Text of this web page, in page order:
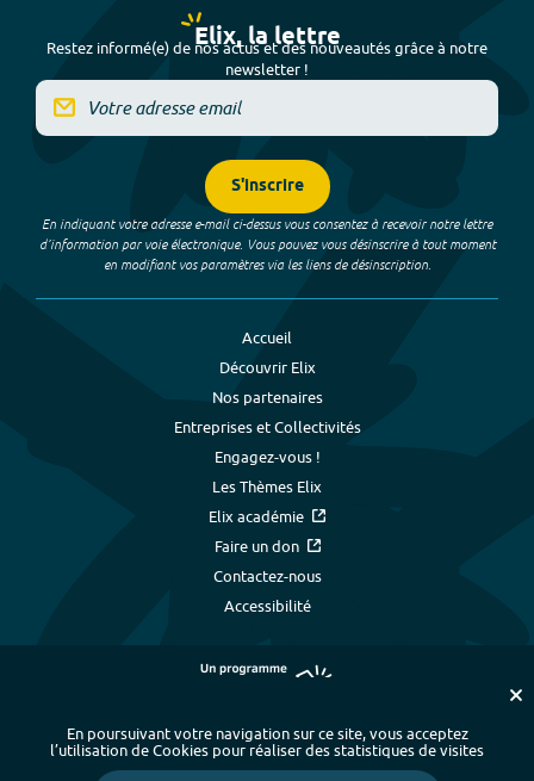
Elix, la lettre
Restez informé(e) de nos actus et des nouveautés grâce à notre
newsletter !
S'inscrire
En indiquant votre adresse e-mail ci-dessus vous consentez à recevoir notre lettre
d’information par voie électronique. Vous pouvez vous désinscrire à tout moment
en modifiant vos paramètres via les liens de désinscription.
Accueil
Découvrir Elix
Nos partenaires
Entreprises et Collectivités
Engagez-vous !
Les Thèmes Elix
Elix académie
Faire un don
Contactez-nous
Accessibilité
Plan du site - Index alphabétique -
En poursuivant votre navigation sur ce site, vous acceptez
l’utilisation de Cookies pour réaliser des statistiques de visites